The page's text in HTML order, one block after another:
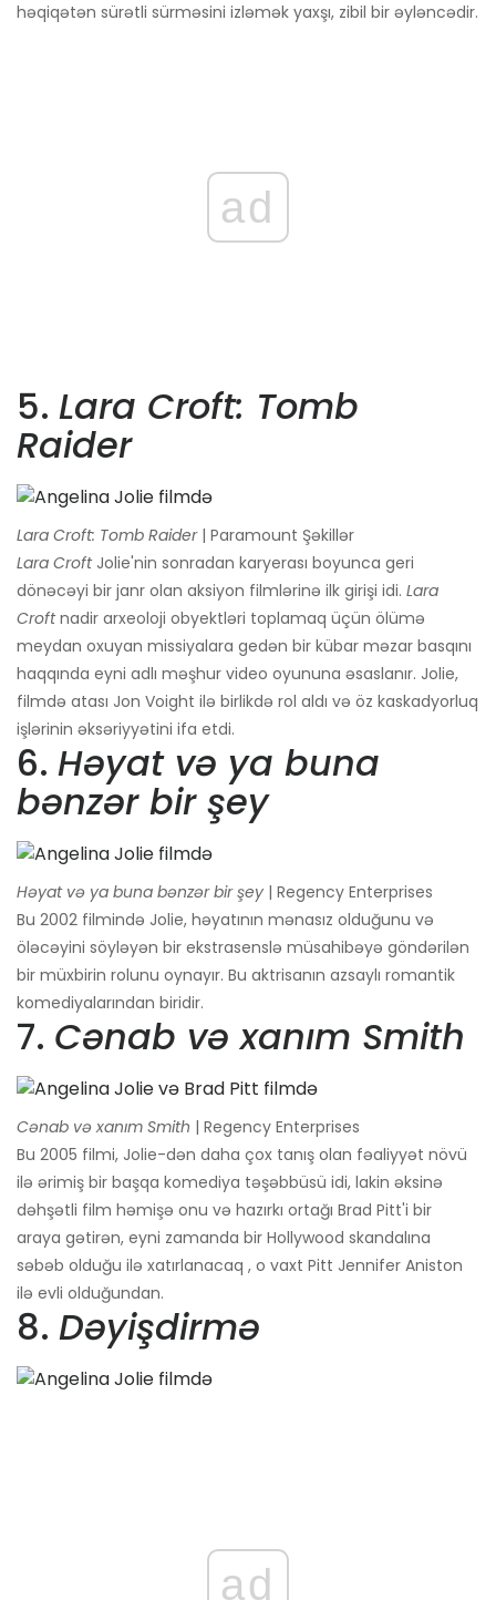
həqiqətən sürətli sürməsini izləmək yaxşı, zibil bir əyləncədir.
ad
5. Lara Croft: Tomb
Raider
Lara Croft: Tomb Raider| Paramount Şəkillər
Lara CroftJolie'nin sonradan karyerası boyunca geri
dönəcəyi bir janr olan aksiyon filmlərinə ilk girişi idi. Lara
Croftnadir arxeoloji obyektləri toplamaq üçün ölümə
meydan oxuyan missiyalara gedən bir kübar məzar basqını
haqqında eyni adlı məşhur video oyununa əsaslanır. Jolie,
filmdə atası Jon Voight ilə birlikdə rol aldı və öz kaskadyorluq
işlərinin əksəriyyətini ifa etdi.
6. Həyat və ya buna
bənzər bir şey
Həyat və ya buna bənzər bir şey | Regency Enterprises
Bu 2002 filmində Jolie, həyatının mənasız olduğunu və
öləcəyini söyləyən bir ekstrasenslə müsahibəyə göndərilən
bir müxbirin rolunu oynayır. Bu aktrisanın azsaylı romantik
komediyalarından biridir.
7. Cənab və xanım Smith
Cənab və xanım Smith | Regency Enterprises
Bu 2005 filmi, Jolie-dən daha çox tanış olan fəaliyyət növü
ilə ərimiş bir başqa komediya təşəbbüsü idi, lakin əksinə
dəhşətli film həmişə onu və hazırkı ortağı Brad Pitt'i bir
araya gətirən, eyni zamanda bir Hollywood skandalına
səbəb olduğu ilə xatırlanacaq , o vaxt Pitt Jennifer Aniston
ilə evli olduğundan.
8. Dəyişdirmə
ad